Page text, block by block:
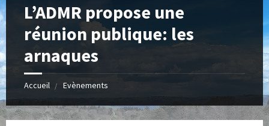
L’ADMR propose une
réunion publique: les
arnaques
Accueil Evènements